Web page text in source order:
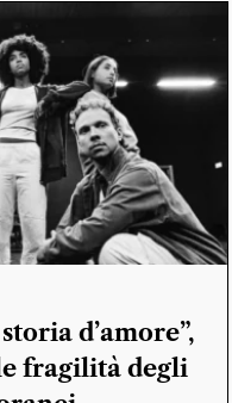
d’amore”,
fragilità degli